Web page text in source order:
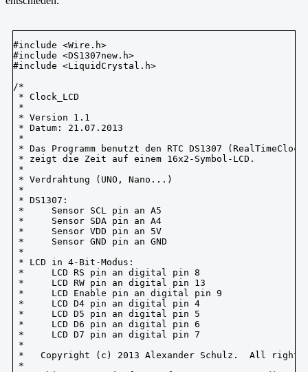
#include <Wire.h>
#include <DS1307new.h>
#include <LiquidCrystal.h>
/*
* Clock_LCD
*
* Version 1.1
* Datum: 21.07.2013
*
* Das Programm benutzt den RTC DS1307
* zeigt die Zeit auf einem 16x2-Symbol-LCD.
*
* Verdrahtung (UNO, Nano...)
*
* DS1307:
*     Sensor SCL pin an A5
*     Sensor SDA pin an A4
*     Sensor VDD pin an 5V
*     Sensor GND pin an GND
*
* LCD in 4-Bit-Modus:
*     LCD RS pin an digital pin 8
*     LCD RW pin an digital pin 13
*     LCD Enable pin an digital pin 9
*     LCD D4 pin an digital pin 4
*     LCD D5 pin an digital pin 5
*     LCD D6 pin an digital pin 6
*     LCD D7 pin an digital pin 7
*
*   Copyright (c) 2013 Alexander Schulz.  All right
*